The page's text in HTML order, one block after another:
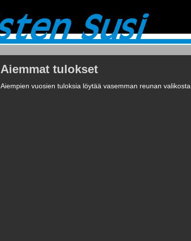
Aiemmat tulokset
Aiempien vuosien tuloksia löytää vasemman reunan valikosta.